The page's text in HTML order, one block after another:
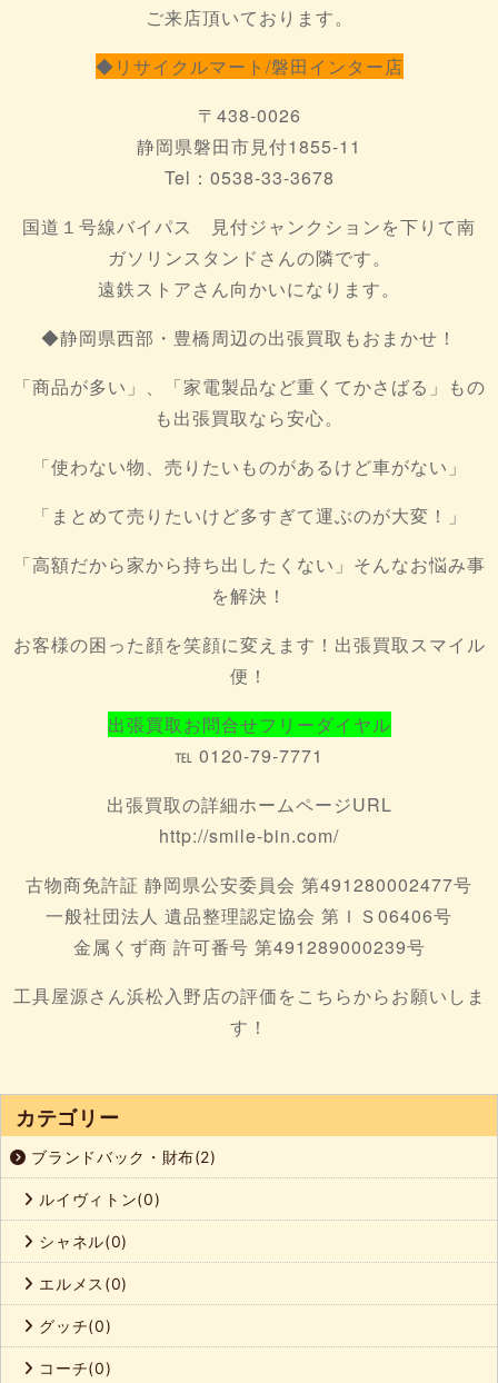
ご来店頂いております。
◆リサイクルマート/磐田インター店
〒438-0026
静岡県磐田市見付1855-11
Tel：0538-33-3678
国道１号線バイパス 見付ジャンクションを下りて南
ガソリンスタンドさんの隣です。
遠鉄ストアさん向かいになります。
◆静岡県西部・豊橋周辺の出張買取もおまかせ！
「商品が多い」、「家電製品など重くてかさばる」もの
も出張買取なら安心。
「使わない物、売りたいものがあるけど車がない」
「まとめて売りたいけど多すぎて運ぶのが大変！」
「高額だから家から持ち出したくない」そんなお悩み事
を解決！
お客様の困った顔を笑顔に変えます！出張買取スマイル
便！
出張買取お問合せフリーダイヤル
℡ 0120-79-7771
出張買取の詳細ホームページURL
http://smile-bin.com/
古物商免許証 静岡県公安委員会 第491280002477号
一般社団法人 遺品整理認定協会 第ＩＳ06406号
金属くず商 許可番号 第491289000239号
工具屋源さん浜松入野店の評価をこちらからお願いしま
す！
カテゴリー
ブランドバック・財布(2)
ルイヴィトン(0)
シャネル(0)
エルメス(0)
グッチ(0)
コーチ(0)